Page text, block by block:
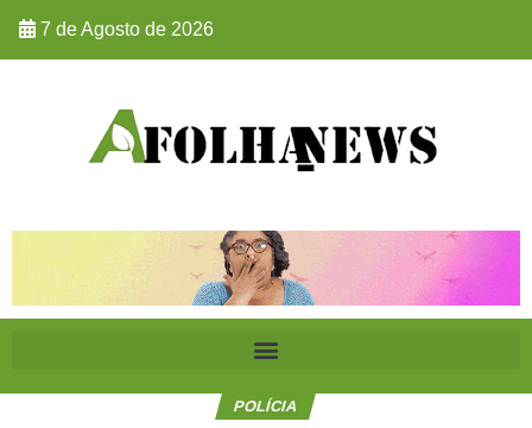
7 de Agosto de 2026
POLÍCIA